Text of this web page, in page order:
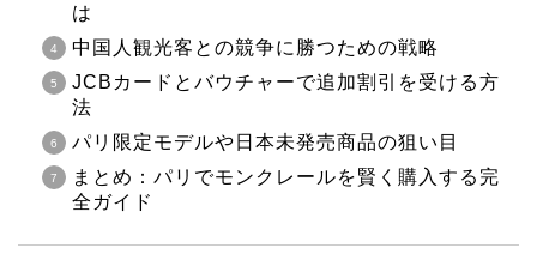
は
中国人観光客との競争に勝つための戦略
JCBカードとバウチャーで追加割引を受ける方
法
パリ限定モデルや日本未発売商品の狙い目
まとめ：パリでモンクレールを賢く購入する完
全ガイド